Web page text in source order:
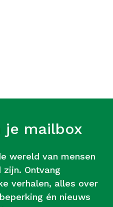
je mailbox
wereld van mensen
Ontvang
verhalen, alles over
én nieuws